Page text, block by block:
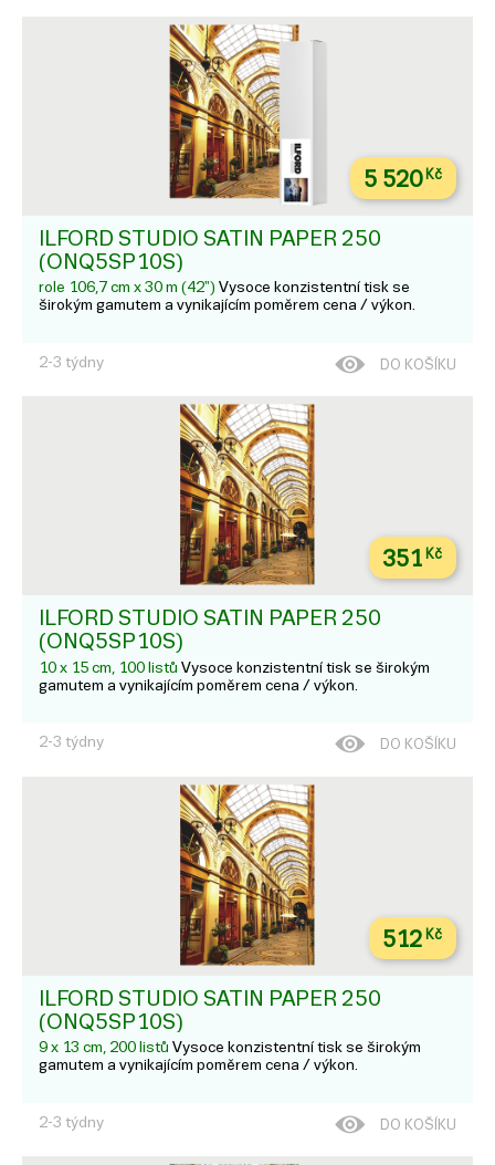
5 520Kč
ILFORD STUDIO SATIN PAPER 250
(ONQ5SP10S)
role 106,7 cm x 30 m (42") Vysoce konzistentní tisk se
širokým gamutem a vynikajícím poměrem cena / výkon.
2-3 týdny DO KOŠÍKU
351 Kč
ILFORD STUDIO SATIN PAPER 250
(ONQ5SP10S)
10 x 15 cm, 100 listů Vysoce konzistentní tisk se širokým
gamutem a vynikajícím poměrem cena / výkon.
2-3 týdny DO KOŠÍKU
512 Kč
ILFORD STUDIO SATIN PAPER 250
(ONQ5SP10S)
9 x 13 cm, 200 listů Vysoce konzistentní tisk se širokým
gamutem a vynikajícím poměrem cena / výkon.
2-3 týdny DO KOŠÍKU